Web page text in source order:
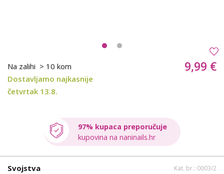
Na zalihi > 10 kom
Dostavljamo najkasnije
četvrtak 13.8.
9,99 €
97% kupaca preporučuje
kupovina na naninails.hr
Svojstva Kat. br.: 0003/2